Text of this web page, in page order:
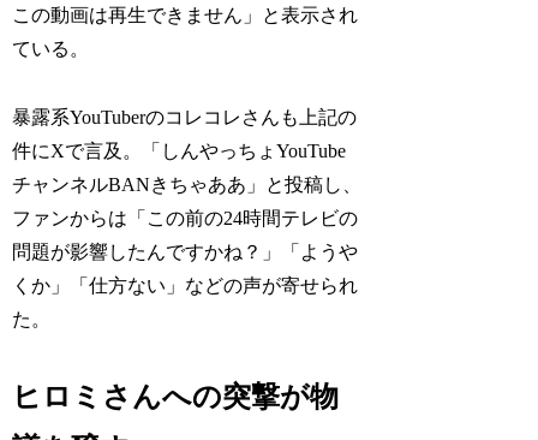
この動画は再生できません」と表示され
ている。
暴露系YouTuberのコレコレさんも上記の
件にXで言及。「しんやっちょYouTube
チャンネルBANきちゃああ」と投稿し、
ファンからは「この前の24時間テレビの
問題が影響したんですかね？」「ようや
くか」「仕方ない」などの声が寄せられ
た。
ヒロミさんへの突撃が物